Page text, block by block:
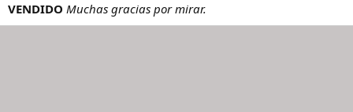
VENDIDO Muchas gracias por mirar.